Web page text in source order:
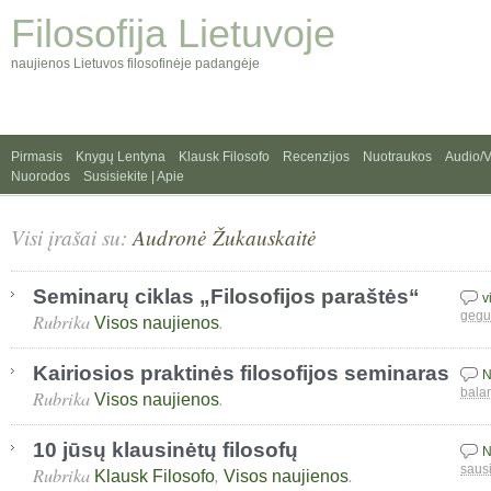
Filosofija Lietuvoje
naujienos Lietuvos filosofinėje padangėje
Pirmasis Knygų Lentyna Klausk Filosofo Recenzijos Nuotraukos
Audio/
Nuorodos
Susisiekite | Apie
Visi įrašai su: Audronė Žukauskaitė
Seminarų ciklas „Filosofijos paraštės“
Rubrika Visos naujienos.
Kairiosios praktinės filosofijos seminaras
Rubrika Visos naujienos.
10 jūsų klausinėtų filosofų
Rubrika Klausk Filosofo, Visos naujienos.